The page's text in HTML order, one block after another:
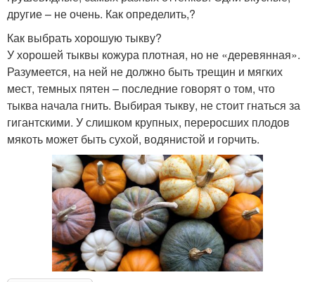
другие – не очень. Как определить,?
Как выбрать хорошую тыкву?
У хорошей тыквы кожура плотная, но не «деревянная».
Разумеется, на ней не должно быть трещин и мягких
мест, темных пятен – последние говорят о том, что
тыква начала гнить. Выбирая тыкву, не стоит гнаться за
гигантскими. У слишком крупных, переросших плодов
мякоть может быть сухой, водянистой и горчить.